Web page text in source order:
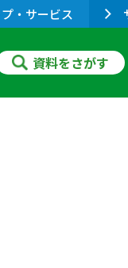
・サービス
資料をさがす